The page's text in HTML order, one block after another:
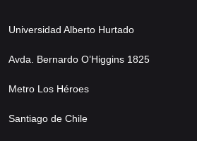
Universidad Alberto Hurtado
Avda. Bernardo O’Higgins 1825
Metro Los Héroes
Santiago de Chile